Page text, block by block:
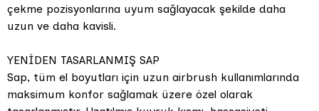
çekme pozisyonlarına uyum sağlayacak şekilde daha
uzun ve daha kavisli.
YENİDEN TASARLANMIŞ SAP
Sap, tüm el boyutları için uzun airbrush kullanımlarında
maksimum konfor sağlamak üzere özel olarak